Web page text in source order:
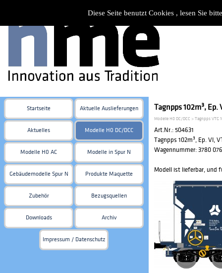
Diese Seite benutzt Cookies , lesen Sie
Startseite Aktuelle Auslieferungen
Aktuelles Modelle H0 DC/DCC
Modelle H0 AC Modelle in Spur N
Gebäudemodelle Spur N Produkte Maquette
Zubehör Bezugsquellen
Downloads Archiv
Impressum / Datenschutz
Tagnpps 102m³, Ep.
Modelle H0 DC/DCC > Tagnpps VTG
Art.Nr.: 504631
Tagnpps 102m³, Ep. VI,
Wagennummer:3780
Modell ist lieferbar, und